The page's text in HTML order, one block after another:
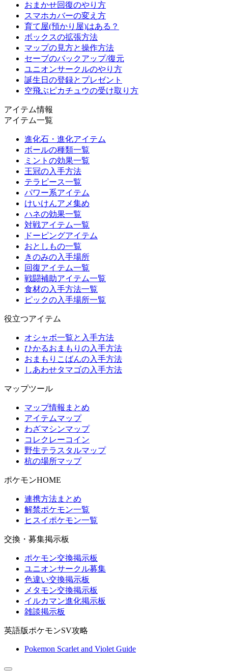
おまかせ回復のやり方
スマホカバーの変え方
育て屋(預かり屋)はある？
ボックスの拡張方法
マップの見方と操作方法
セーブのバックアップ/復元
ユニオンサークルのやり方
誕生日の登録とプレゼント
空飛ぶピカチュウの受け取り方
アイテム情報
アイテム一覧
進化石・進化アイテム
ボールの種類一覧
ミントの効果一覧
王冠の入手方法
テラピース一覧
パワー系アイテム
けいけんアメ集め
ハネの効果一覧
対戦アイテム一覧
ドーピングアイテム
おとしもの一覧
きのみの入手場所
回復アイテム一覧
戦闘補助アイテム一覧
食材の入手方法一覧
ピックの入手場所一覧
役立つアイテム
オシャボ一覧と入手方法
ひかるおまもりの入手方法
おまもりこばんの入手方法
しあわせタマゴの入手方法
マップツール
マップ情報まとめ
アイテムマップ
わざマシンマップ
コレクレーコイン
野生テラスタルマップ
杭の場所マップ
ポケモンHOME
連携方法まとめ
解禁ポケモン一覧
ヒスイポケモン一覧
交換・募集掲示板
ポケモン交換掲示板
ユニオンサークル募集
色違い交換掲示板
メタモン交換掲示板
イルカマン進化掲示板
雑談掲示板
英語版ポケモンSV攻略
Pokemon Scarlet and Violet Guide